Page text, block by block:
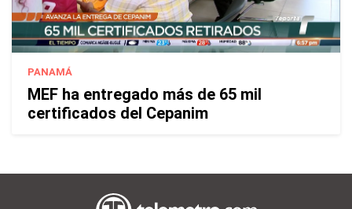
PANAMÁ
MEF ha entregado más de 65 mil
certificados del Cepanim